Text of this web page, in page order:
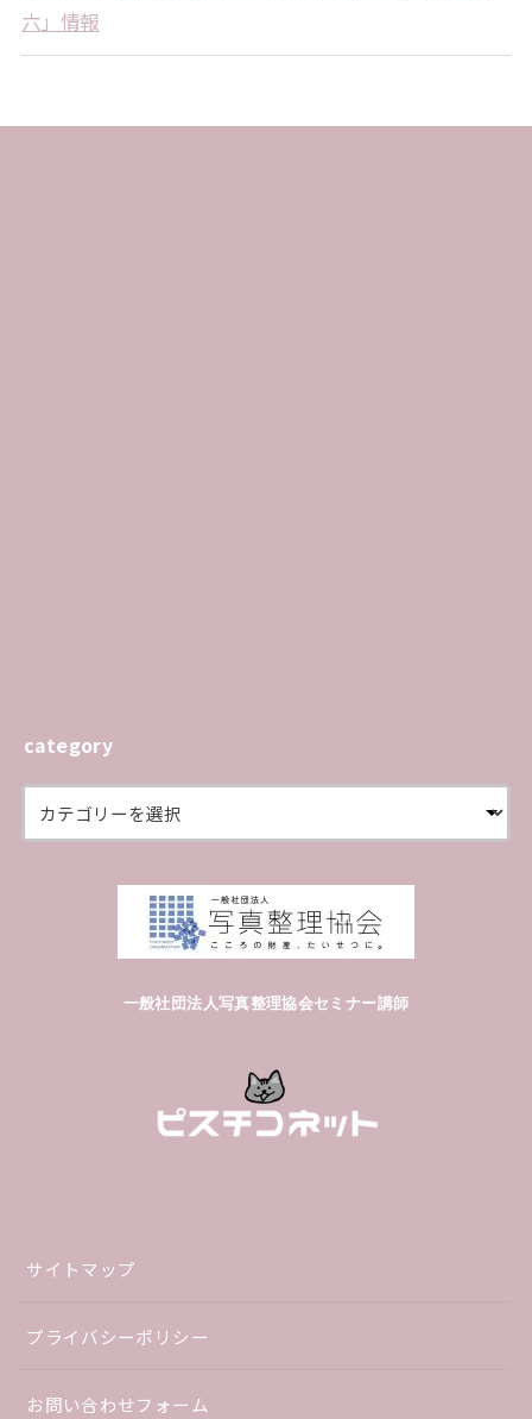
六」情報
category
一般社団法人写真整理協会セミナー講師
サイトマップ
プライバシーポリシー
お問い合わせフォーム